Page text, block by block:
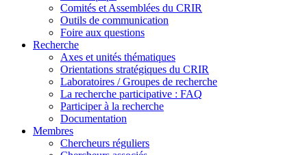
Comités et Assemblées du CRIR
Outils de communication
Foire aux questions
Recherche
Axes et unités thématiques
Orientations stratégiques du CRIR
Laboratoires / Groupes de recherche
La recherche participative : FAQ
Participer à la recherche
Documentation
Membres
Chercheurs réguliers